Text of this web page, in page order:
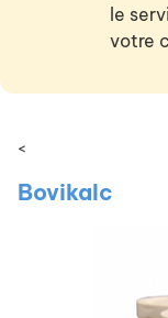
le
votre
<
Bovikalc